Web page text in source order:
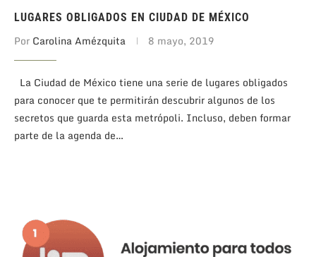
LUGARES OBLIGADOS EN CIUDAD DE MÉXICO
Por Carolina Amézquita 8 mayo, 2019
La Ciudad de México tiene una serie de lugares obligados
para conocer que te permitirán descubrir algunos de los
secretos que guarda esta metrópoli. Incluso, deben formar
parte de la agenda de…